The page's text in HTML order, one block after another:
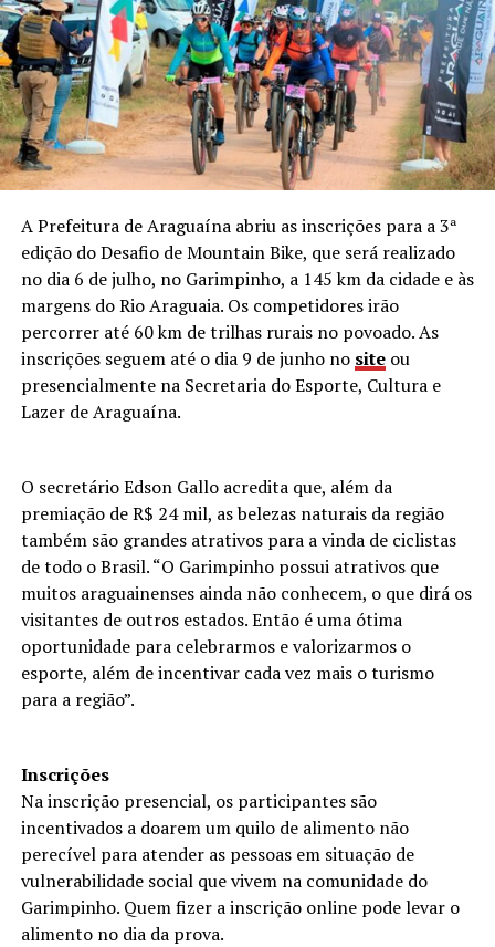
A Prefeitura de Araguaína abriu as inscrições para a 3ª
edição do Desafio de Mountain Bike, que será realizado
no dia 6 de julho, no Garimpinho, a 145 km da cidade e às
margens do Rio Araguaia. Os competidores irão
percorrer até 60 km de trilhas rurais no povoado. As
inscrições seguem até o dia 9 de junho no site ou
presencialmente na Secretaria do Esporte, Cultura e
Lazer de Araguaína.
O secretário Edson Gallo acredita que, além da
premiação de R$ 24 mil, as belezas naturais da região
também são grandes atrativos para a vinda de ciclistas
de todo o Brasil. “O Garimpinho possui atrativos que
muitos araguainenses ainda não conhecem, o que dirá os
visitantes de outros estados. Então é uma ótima
oportunidade para celebrarmos e valorizarmos o
esporte, além de incentivar cada vez mais o turismo
para a região”.
Inscrições
Na inscrição presencial, os participantes são
incentivados a doarem um quilo de alimento não
perecível para atender as pessoas em situação de
vulnerabilidade social que vivem na comunidade do
Garimpinho. Quem fizer a inscrição online pode levar o
alimento no dia da prova.